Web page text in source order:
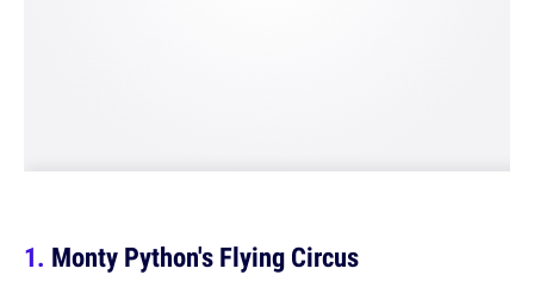
Monty Python's Flying Circus